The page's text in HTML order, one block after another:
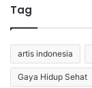
Tag
artis indonesia
Gaya Hidup Sehat